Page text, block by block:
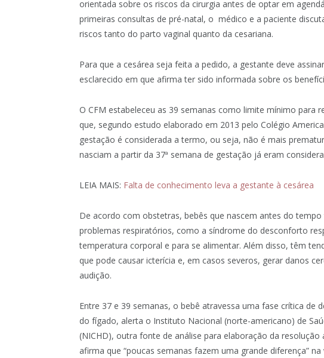
orientada sobre os riscos da cirurgia antes de optar em
primeiras consultas de pré-natal, o médico e a paciente
riscos tanto do parto vaginal quanto da cesariana.
Para que a cesárea seja feita a pedido, a gestante deve
esclarecido em que afirma ter sido informada sobre os
O CFM estabeleceu as 39 semanas como limite mínimo para
que, segundo estudo elaborado em 2013 pelo Colégio
gestação é considerada a termo, ou seja, não é mais
nasciam a partir da 37ª semana de gestação já eram
LEIA MAIS: Falta de conhecimento leva a gestante à cesárea
De acordo com obstetras, bebês que nascem antes do
problemas respiratórios, como a síndrome do desconforto
temperatura corporal e para se alimentar. Além disso, têm
que pode causar icterícia e, em casos severos, gerar danos
audição.
Entre 37 e 39 semanas, o bebê atravessa uma fase crítica de
do fígado, alerta o Instituto Nacional (norte-americano) de
(NICHD), outra fonte de análise para elaboração da
afirma que “poucas semanas fazem uma grande diferença”